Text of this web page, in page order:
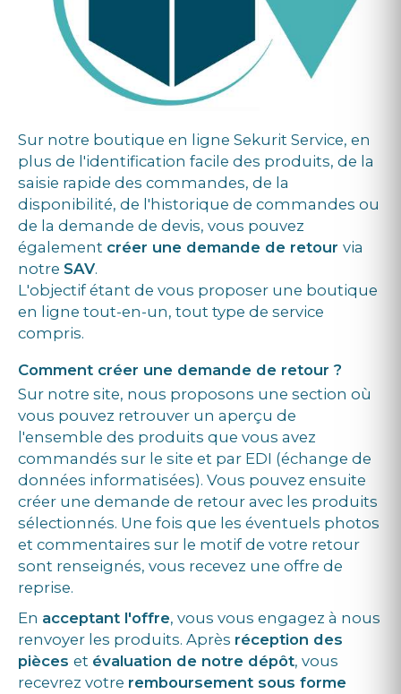
Sur notre boutique en ligne Sekurit Service, en
plus de l'identification facile des produits, de la
saisie rapide des commandes, de la
disponibilité, de l'historique de commandes ou
de la demande de devis, vous pouvez
également créer une demande de retour via
notre SAV.
L'objectif étant de vous proposer une boutique
en ligne tout-en-un, tout type de service
compris.
Comment créer une demande de retour ?
Sur notre site, nous proposons une section où
vous pouvez retrouver un aperçu de
l'ensemble des produits que vous avez
commandés sur le site et par EDI (échange de
données informatisées). Vous pouvez ensuite
créer une demande de retour avec les produits
sélectionnés. Une fois que les éventuels photos
et commentaires sur le motif de votre retour
sont renseignés, vous recevez une offre de
reprise.
En acceptant l'offre, vous vous engagez à nous
renvoyer les produits. Après réception des
pièces et évaluation de notre dépôt, vous
recevrez votre remboursement sous forme